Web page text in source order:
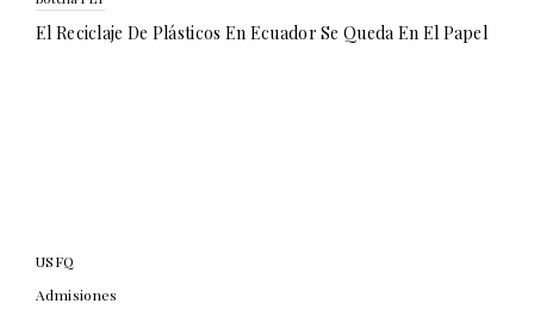
El Reciclaje De Plásticos En Ecuador Se Queda En El Papel
USFQ
Admisiones